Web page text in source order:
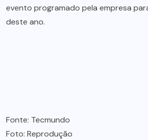
evento programado pela empresa
deste ano.
Fonte: Tecmundo
Foto: Reprodução